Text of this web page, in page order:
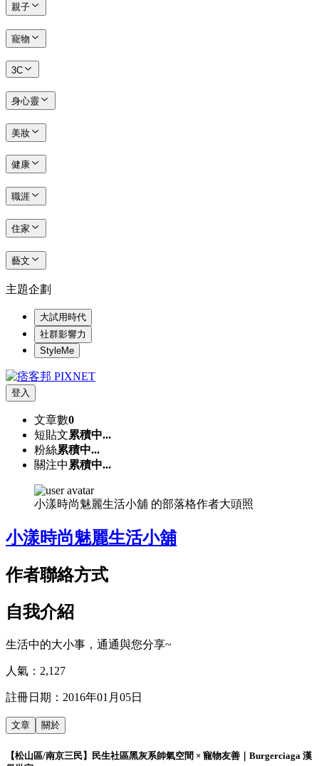
親子
寵物
3C
身心靈
美妝
健康
職涯
住家
藝文
主題企劃
大試用時代
社群影響力
StyleMe
登入
文章數0
短貼文累積中...
粉絲累積中...
關注中 累積中...
小漾時尚魅麗生活小舖 的部落格作者大頭照
小漾時尚魅麗生活小舖
作者聯絡方式
自我介紹
生活中的大小事，通通與您分享~
人氣： 2,127
註冊日期： 2016年01月05日
文章 關於
【松山區/南京三民】民生社區黑灰系帥氣空間 × 寵物友善｜Burgerciaga 漢